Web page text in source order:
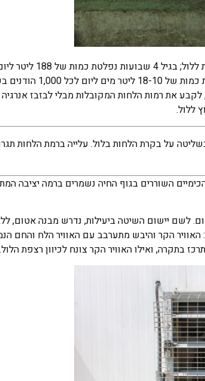
כמות המים הנפלטת ל- 300 ליטר ליום.
את רמות הלחות המקובלות מבלי לבזבז אנרגיה
ללול.
על בקרת הלחות בלול. עלייה ברמת הלחות
השוררים בגוף החיה נשמרים ברמה יציבה
לשם יישום השיטה ביעילות, נדרש מבנה אטום,
האוויר הקר והיבש מתערבב עם האוויר הלח והחם
בתקרה, ואילו האוויר הקר צונח לכיוון רצפת הלול.